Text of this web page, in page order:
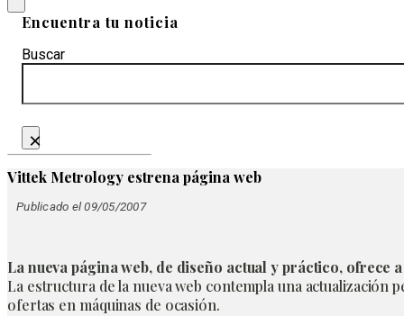
Encuentra tu noticia
Buscar
×
Vittek Metrology estrena página web
Publicado el 09/05/2007
La nueva página web, de diseño actual y práctico,
La estructura de la nueva web contempla una
ofertas en máquinas de ocasión.